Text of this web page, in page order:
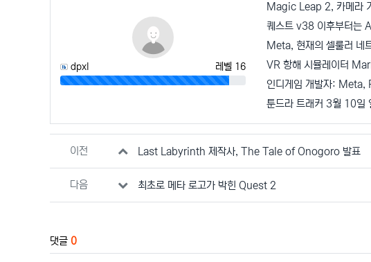
dpxl 레벨 16
91%
Magic Leap 2, 카메라
퀘스트 v38 이후부터는
Meta, 현재의 셀룰러 네
VR 항해 시뮬레이터
인디게임 개발자: Meta,
툰드라 트래커 3월 10일
관련자료
이전 Last Labyrinth 제작사, The Tale of Onogoro 발표
다음 최초로 메타 로고가 박힌 Quest 2
댓글 0